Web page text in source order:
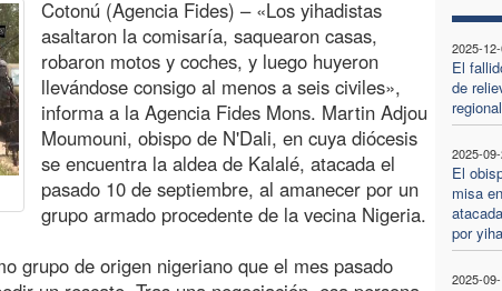
2025-
El
de
2025-
El
misa
por
2025-
Cotonú (Agencia Fides) – «Los yihadistas
asaltaron la comisaría, saquearon casas,
robaron motos y coches, y luego huyeron
llevándose consigo al menos a seis civiles»,
informa a la Agencia Fides Mons. Martin Adjou
Moumouni, obispo de N'Dali, en cuya diócesis
se encuentra la aldea de Kalalé, atacada el
pasado 10 de septiembre, al amanecer por un
grupo armado procedente de la vecina Nigeria.
grupo de origen nigeriano que el mes pasado